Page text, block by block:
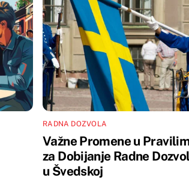
RADNA DOZVOLA
Važne Promene u
za Dobijanje Radne
u Švedskoj